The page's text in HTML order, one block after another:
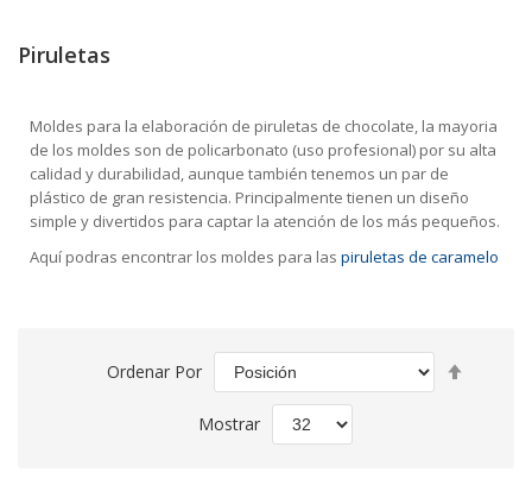
Piruletas
Moldes para la elaboración de piruletas de chocolate, la mayoria
de los moldes son de policarbonato (uso profesional) por su alta
calidad y durabilidad, aunque también tenemos un par de
plástico de gran resistencia. Principalmente tienen un diseño
simple y divertidos para captar la atención de los más pequeños.
Aquí podras encontrar los moldes para las piruletas de caramelo
Ordenar Por
Mostrar